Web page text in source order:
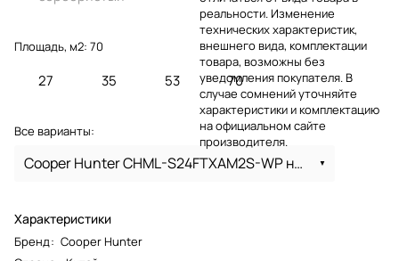
Площадь, м2: 70
27 35 53 70
Все варианты:
Cooper Hunter CHML-S24FTXAM2S-WP на 70 м белый
Характеристики
Бренд: Cooper Hunter
реальности. Изменение
технических характеристик,
внешнего вида, комплектации
товара, возможны без
уведомления покупателя. В
случае сомнений уточняйте
характеристики и комплектацию
на официальном сайте
производителя.